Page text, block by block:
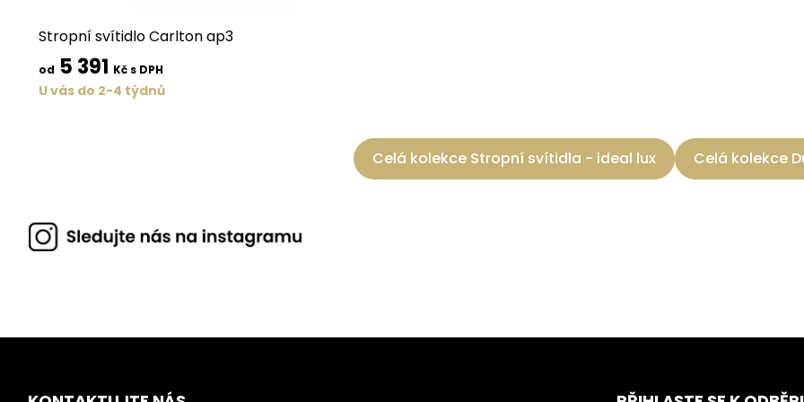
Stropní svítidlo Carlton ap3
od 5 391 Kč s DPH
U vás do 2-4 týdnů
Celá kolekce Stropní svítidla - ideal lux Celá kolekce